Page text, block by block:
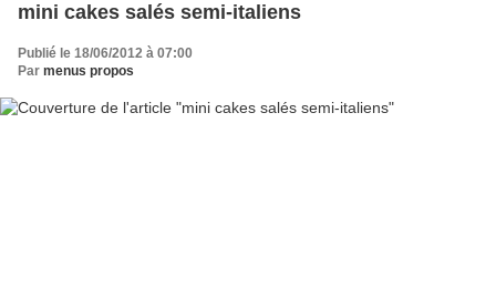
mini cakes salés semi-italiens
Publié le 18/06/2012 à 07:00
Par menus propos